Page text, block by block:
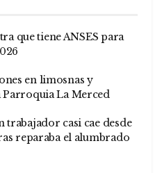
que tiene ANSES para
en limosnas y
Parroquia La Merced
trabajador casi cae desde
reparaba el alumbrado